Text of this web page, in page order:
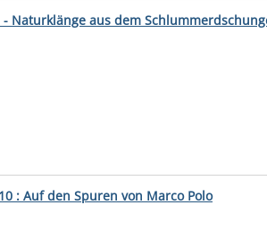
Naturklänge aus dem
: Auf den Spuren von Marco Polo